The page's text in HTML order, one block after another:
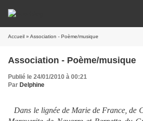
Accueil » Association - Poème/musique
Association - Poème/musique
Publié le 24/01/2010 à 00:21
Par Delphine
Dans le lignée de Marie de France, de